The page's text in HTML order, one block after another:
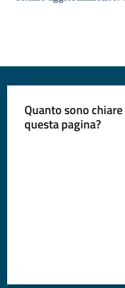
Quanto sono
questa pagina?